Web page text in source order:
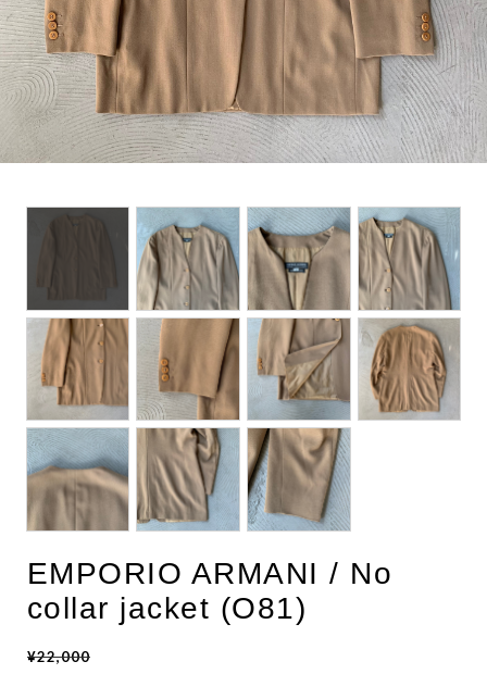
TOPS
OUTER WEAR
BOTTOMS
DESIGNERS ARCHIVES
EMPORIO ARMANI / No
collar jacket (O81)
¥22,000